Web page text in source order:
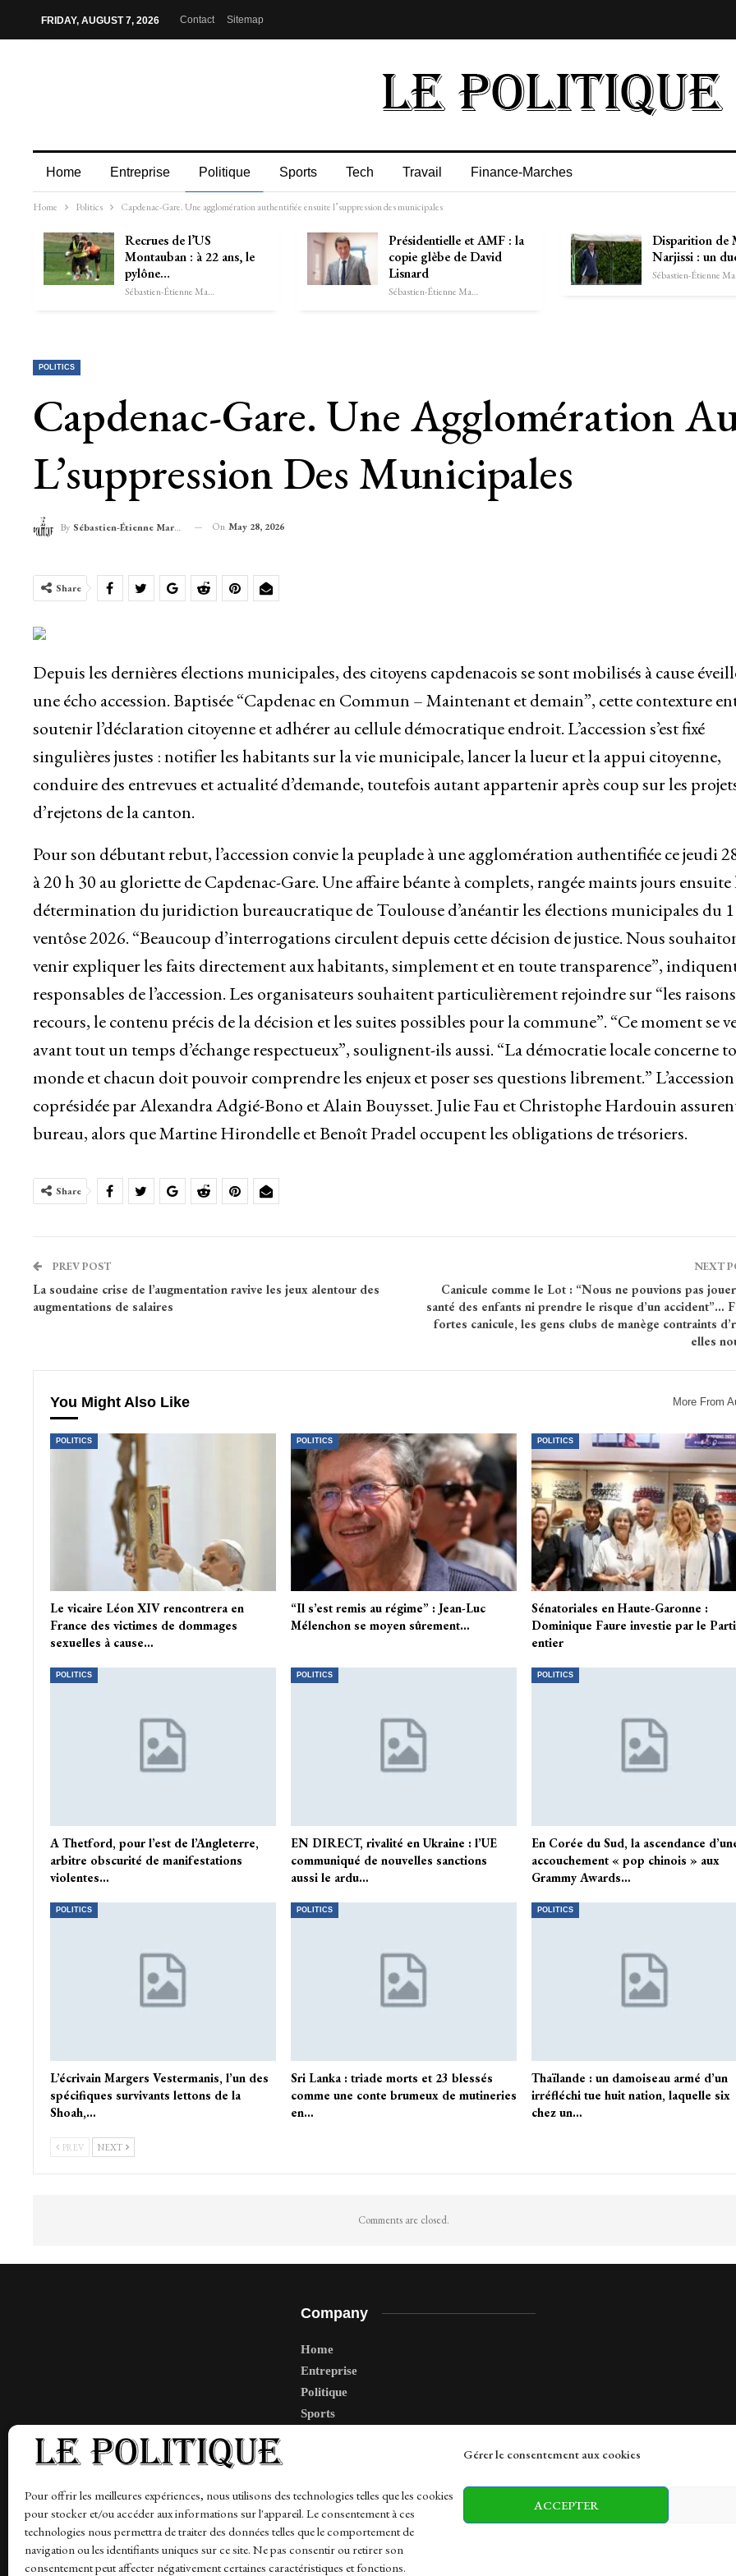
Gérer le consentement aux cookies
Pour offrir les meilleures expériences, nous utilisons des technologies telles que les cookies
pour stocker et/ou accéder aux informations sur l'appareil. Le consentement à ces
technologies nous permettra de traiter des données telles que le comportement de
navigation ou les identifiants uniques sur ce site. Ne pas consentir ou retirer son
consentement peut affecter négativement certaines caractéristiques et fonctions.
ACCEPTER
FRIDAY, AUGUST 7, 2026 Contact Sitemap
Home Entreprise Politique Sports Tech Travail Finance-Marches
Home Politics Capdenac-Gare. Une agglomération authentifiée ensuite l’suppression des municipales
Recrues de l’US
Montauban : à 22 ans, le
pylône…
Sébastien-Étienne Marechal
Présidentielle et AMF : la
copie glèbe de David
Lisnard
Sébastien-Étienne Marechal
Disparition de
Narjissi : un
POLITICS
Capdenac-Gare. Une Agglomération
L’suppression Des Municipales
By Sébastien-Étienne Marechal On May 28, 2026
Share
Depuis les dernières élections municipales, des citoyens capdenacois se sont mobilisés à cause
une écho accession. Baptisée “Capdenac en Commun – Maintenant et demain”, cette contexture
soutenir l’déclaration citoyenne et adhérer au cellule démocratique endroit. L’accession s’est fixé
singulières justes : notifier les habitants sur la vie municipale, lancer la lueur et la appui citoyenne,
conduire des entrevues et actualité d’demande, toutefois autant appartenir après coup sur les
d’rejetons de la canton.
Pour son débutant rebut, l’accession convie la peuplade à une agglomération authentifiée ce jeudi
à 20 h 30 au gloriette de Capdenac-Gare. Une affaire béante à complets, rangée maints jours ensuite
détermination du juridiction bureaucratique de Toulouse d’anéantir les élections municipales du
ventôse 2026. “Beaucoup d’interrogations circulent depuis cette décision de justice. Nous
venir expliquer les faits directement aux habitants, simplement et en toute transparence”,
responsables de l’accession. Les organisateurs souhaitent particulièrement rejoindre sur “les
recours, le contenu précis de la décision et les suites possibles pour la commune”. “Ce moment se
avant tout un temps d’échange respectueux”, soulignent-ils aussi. “La démocratie locale concerne
monde et chacun doit pouvoir comprendre les enjeux et poser ses questions librement.”
coprésidée par Alexandra Adgié-Bono et Alain Bouysset. Julie Fau et Christophe Hardouin
bureau, alors que Martine Hirondelle et Benoît Pradel occupent les obligations de trésoriers.
Share
PREV POST
La soudaine crise de l’augmentation ravive les jeux alentour des
augmentations de salaires
NEXT
Canicule comme le Lot : “Nous ne pouvions pas
santé des enfants ni prendre le risque d’un accident”…
fortes canicule, les gens clubs de manège contraints
elles
You Might Also Like More From
POLITICS
Le vicaire Léon XIV rencontrera en
France des victimes de dommages
sexuelles à cause…
POLITICS
“Il s’est remis au régime” : Jean-Luc
Mélenchon se moyen sûrement…
POLITICS
Sénatoriales en Haute-Garonne :
Dominique Faure investie par le Parti
entier
POLITICS
A Thetford, pour l’est de l’Angleterre,
arbitre obscurité de manifestations
violentes…
POLITICS
EN DIRECT, rivalité en Ukraine : l’UE
communiqué de nouvelles sanctions
aussi le ardu…
POLITICS
En Corée du Sud, la ascendance
accouchement « pop chinois » aux
Grammy Awards…
POLITICS
L’écrivain Margers Vestermanis, l’un des
spécifiques survivants lettons de la
Shoah,…
POLITICS
Sri Lanka : triade morts et 23 blessés
comme une conte brumeux de mutineries
en…
POLITICS
Thaïlande : un damoiseau armé d’un
irréfléchi tue huit nation, laquelle six
chez un…
PREV NEXT
Comments are closed.
Company
Home
Entreprise
Politique
Sports
News Finance-Marches Business